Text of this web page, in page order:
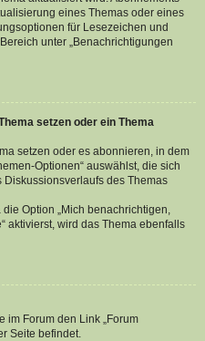
eines Themas oder eines
für Lesezeichen und
unter „Benachrichtigungen
setzen oder ein Thema
setzen oder es abonnieren, in dem
Optionen“ auswählst, die sich
des Themas
Option „Mich benachrichtigen,
aktivierst, wird das Thema ebenfalls
im Forum den Link „Forum
Seite befindet.